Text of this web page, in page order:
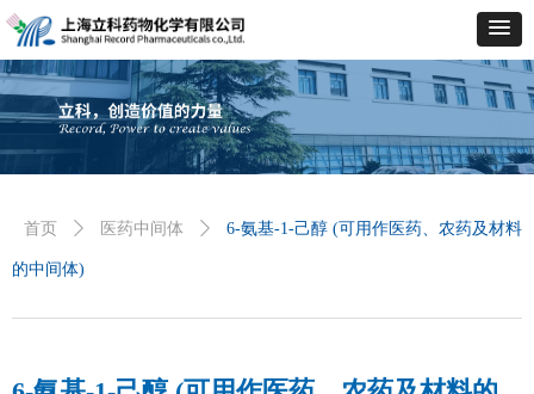
首页 ꄲ 医药中间体 ꄲ 6-氨基-1-己醇 (可用作医药、农药及材料
的中间体)